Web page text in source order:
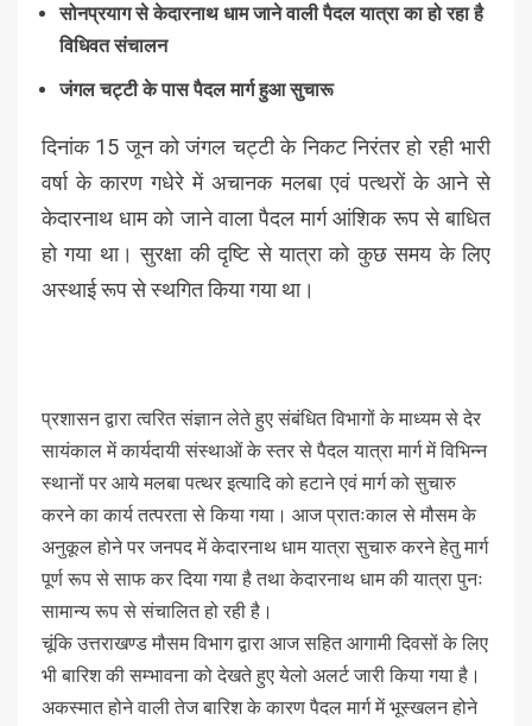
सोनप्रयाग से केदारनाथ धाम जाने वाली पैदल यात्रा का हो रहा है
विधिवत संचालन
जंगल चट्टी के पास पैदल मार्ग हुआ सुचारू
दिनांक 15 जून को जंगल चट्टी के निकट निरंतर हो रही भारी
वर्षा के कारण गधेरे में अचानक मलबा एवं पत्थरों के आने से
केदारनाथ धाम को जाने वाला पैदल मार्ग आंशिक रूप से बाधित
हो गया था। सुरक्षा की दृष्टि से यात्रा को कुछ समय के लिए
अस्थाई रूप से स्थगित किया गया था।
प्रशासन द्वारा त्वरित संज्ञान लेते हुए संबंधित विभागों के माध्यम से देर
सायंकाल में कार्यदायी संस्थाओं के स्तर से पैदल यात्रा मार्ग में विभिन्न
स्थानों पर आये मलबा पत्थर इत्यादि को हटाने एवं मार्ग को सुचारु
करने का कार्य तत्परता से किया गया। आज प्रातःकाल से मौसम के
अनुकूल होने पर जनपद में केदारनाथ धाम यात्रा सुचारु करने हेतु मार्ग
पूर्ण रूप से साफ कर दिया गया है तथा केदारनाथ धाम की यात्रा पुनः
सामान्य रूप से संचालित हो रही है।
चूंकि उत्तराखण्ड मौसम विभाग द्वारा आज सहित आगामी दिवसों के लिए
भी बारिश की सम्भावना को देखते हुए येलो अलर्ट जारी किया गया है।
अकस्मात होने वाली तेज बारिश के कारण पैदल मार्ग में भूस्खलन होने